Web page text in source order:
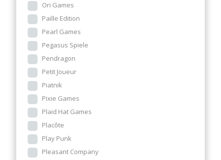
Ori Games
Paille Edition
Pearl Games
Pegasus Spiele
Pendragon
Petit Joueur
Piatnik
Pixie Games
Plaid Hat Games
Placôte
Play Punk
Pleasant Company